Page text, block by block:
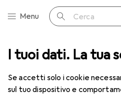
I tuoi dati. La tua
Se accetti solo i cookie
sul tuo dispositivo e
Categoria Navigazione
Menu Cerca
Scanner Stampa Toner